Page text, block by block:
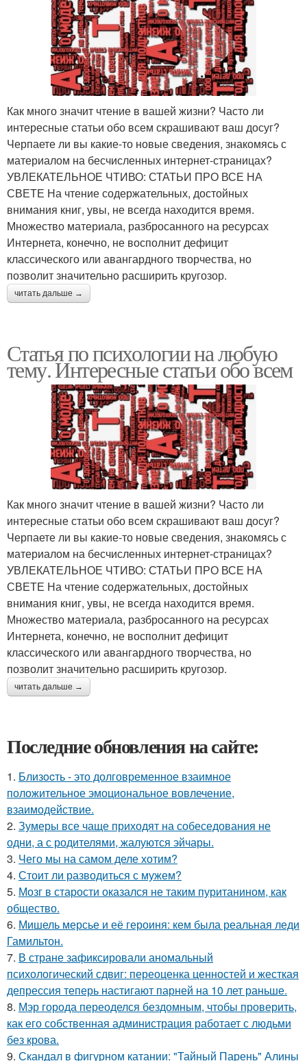
Как много значит чтение в вашей жизни? Часто ли
интересные статьи обо всем скрашивают ваш досуг?
Черпаете ли вы какие-то новые сведения, знакомясь с
материалом на бесчисленных интернет-страницах?
УВЛЕКАТЕЛЬНОЕ ЧТИВО: СТАТЬИ ПРО ВСЕ НА
СВЕТЕ На чтение содержательных, достойных
внимания книг, увы, не всегда находится время.
Множество материала, разбросанного на ресурсах
Интернета, конечно, не восполнит дефицит
классического или авангардного творчества, но
позволит значительно расширить кругозор.
читать дальше →
Статья по психологии на любую
тему. Интересные статьи обо всем
Как много значит чтение в вашей жизни? Часто ли
интересные статьи обо всем скрашивают ваш досуг?
Черпаете ли вы какие-то новые сведения, знакомясь с
материалом на бесчисленных интернет-страницах?
УВЛЕКАТЕЛЬНОЕ ЧТИВО: СТАТЬИ ПРО ВСЕ НА
СВЕТЕ На чтение содержательных, достойных
внимания книг, увы, не всегда находится время.
Множество материала, разбросанного на ресурсах
Интернета, конечно, не восполнит дефицит
классического или авангардного творчества, но
позволит значительно расширить кругозор.
читать дальше →
Последние обновления на сайте:
1. Близocть - это долговременное взаимное
положительное эмоциональное вовлечение,
взаимодействие.
2. Зумеры все чаще приходят на собеседования не
одни, а с родителями, жалуются эйчары.
3. Чего мы на самом деле хотим?
4. Стоит ли разводиться с мужем?
5. Мозг в старости оказался не таким пуританином, как
общество.
6. Мишель мерсье и её героиня: кем была реальная леди
Гамильтон.
7. В стране зафиксировали аномальный
психологический сдвиг: переоценка ценностей и жесткая
депрессия теперь настигают парней на 10 лет раньше.
8. Мэр города переоделся бездомным, чтобы проверить,
как его собственная администрация работает с людьми
без крова.
9. Скандал в фигурном катании: "Тайный Парень" Алины